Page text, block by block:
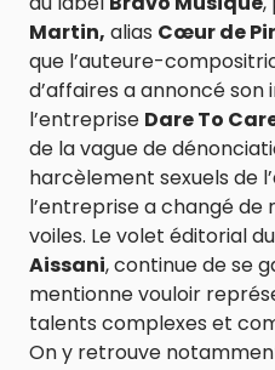
Martin, alias Cœur de
que l’auteure-
d’affaires a annoncé
l’entreprise Dare To
de la vague de
harcèlement sexuels de
l’entreprise a changé de
voiles. Le volet éditorial
Aissani, continue de se
mentionne vouloir
talents complexes et
On y retrouve